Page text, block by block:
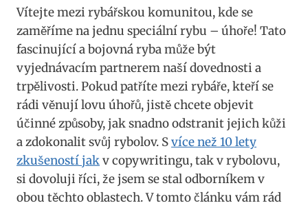
Vítejte mezi rybářskou komunitou, kde se
zaměříme na jednu speciální rybu – úhoře! Tato
fascinující a bojovná ryba může být
vyjednávacím partnerem naší dovednosti a
trpělivosti. Pokud patříte mezi rybáře, kteří se
rádi věnují lovu úhořů, jistě chcete objevit
účinné způsoby, jak snadno odstranit jejich kůži
a zdokonalit svůj rybolov. Svíce než 10 lety
zkušeností jakv copywritingu, tak v rybolovu,
si dovoluji říci, že jsem se stal odborníkem v
obou těchto oblastech. V tomto článku vám rád